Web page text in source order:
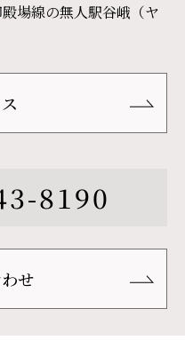
場線の無人駅谷峨（ヤ
8190
せ